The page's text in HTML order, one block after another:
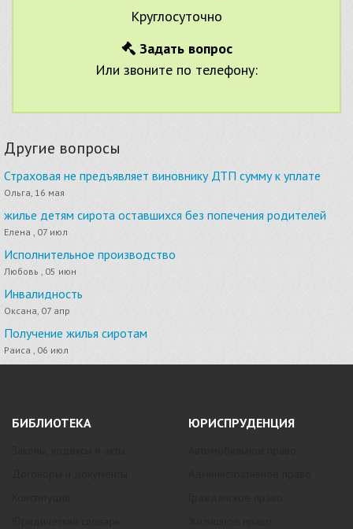
Круглосуточно
Задать вопрос
Или звоните по телефону:
Другие вопросы
Страховая не предъявляет виновнику ДТП сумму к уплате
Ольга, 16 мая
жилье детям сирота оставшихся без попечения родителей
Елена , 07 июл
Исполнительное производство
Любовь , 05 июн
Инвалидность
Оксана, 07 апр
Получение жилья сиротам
Раиса , 06 июл
БИБЛИОТЕКА ЮРИСПРУДЕНЦИЯ